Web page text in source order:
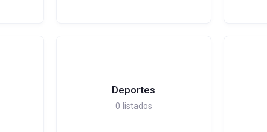
Deportes
0 listados